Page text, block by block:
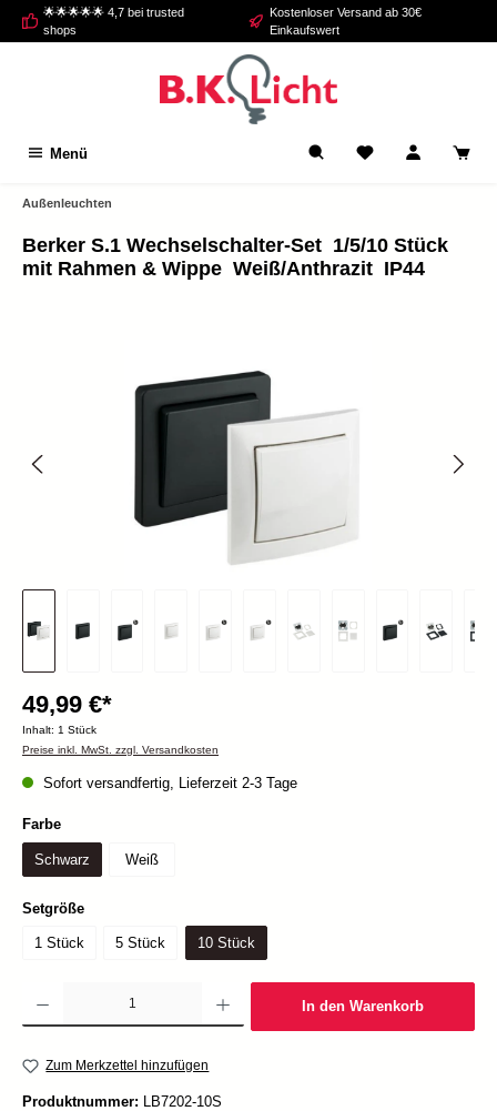
springen
🌟🌟🌟🌟🌟 4,7 bei trusted
shops
Kostenloser Versand ab 30€
Einkaufswert
Menü
Außenleuchten
Berker S.1 Wechselschalter-Set  1/5/10 Stück 
mit Rahmen & Wippe  Weiß/Anthrazit  IP44
49,99 €*
Inhalt: 1 Stück
Preise inkl. MwSt. zzgl. Versandkosten
Sofort versandfertig, Lieferzeit 2-3 Tage
Farbeauswählen
Schwarz Weiß
Setgrößeauswählen
1 Stück 5 Stück 10 Stück
Produkt Anzahl: Gib den gewünschten Wert ein oder benutze die Schaltflächen um die
In den Warenkorb
Zum Merkzettel hinzufügen
Produktnummer: LB7202-10S